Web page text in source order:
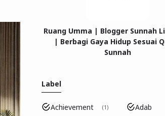
Ruang Umma | Blogger Sunnah
| Berbagi Gaya Hidup Sesuai
Sunnah
Label
Achievement 1 Adab